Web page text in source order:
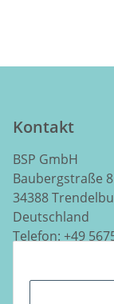
Kontakt
BSP GmbH
Baubergstraße 8
34388
Deutschland
Telefon: +49